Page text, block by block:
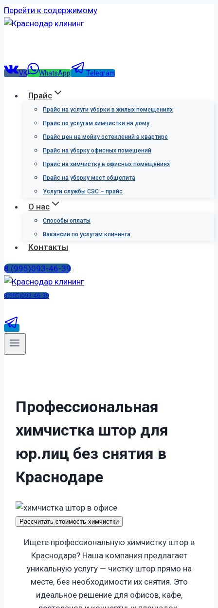
Перейти к содержимому
VK WhatsApp Telegram
Прайс
Прайс на услуги уборки в жилых помещениях
Прайс по услугам химчистки на дому
Прайс цен на мойку остеклений в квартире
Прайс на уборку офисных помещений
Прайс на химчистку в офисных помещениях
Прайс на уборку мест общепита
Услуги службы СЭС – прайс
О нас
Способы оплаты
Вакансии по услугам клининга
Контакты
8 (995)093-46-39
8(995)093-46-39
Профессиональная
химчистка штор для
юр.лиц без снятия в
Краснодаре
Рассчитать стоимость химчистки
Ищете профессиональную химчистку штор в
Краснодаре? Наша компания предлагает
уникальную услугу — чистку штор прямо на
месте, без необходимости их снятия. Это
идеальное решение для офисов, кафе,